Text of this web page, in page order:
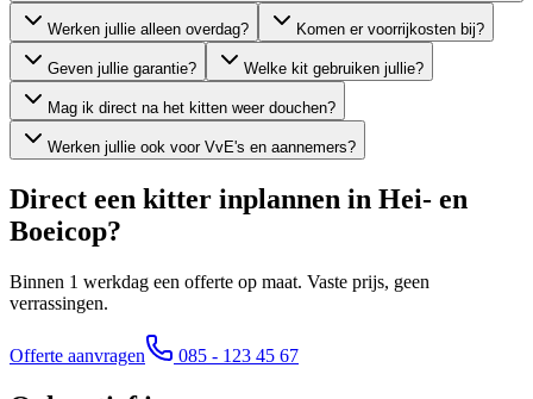
Werken jullie alleen overdag? Komen er voorrijkosten bij?
Geven jullie garantie? Welke kit gebruiken jullie?
Mag ik direct na het kitten weer douchen?
Werken jullie ook voor VvE's en aannemers?
Direct een kitter inplannen in Hei- en
Boeicop?
Binnen 1 werkdag een offerte op maat. Vaste prijs, geen
verrassingen.
Offerte aanvragen 085 - 123 45 67